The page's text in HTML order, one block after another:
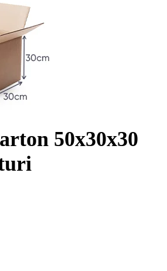
50x30x30